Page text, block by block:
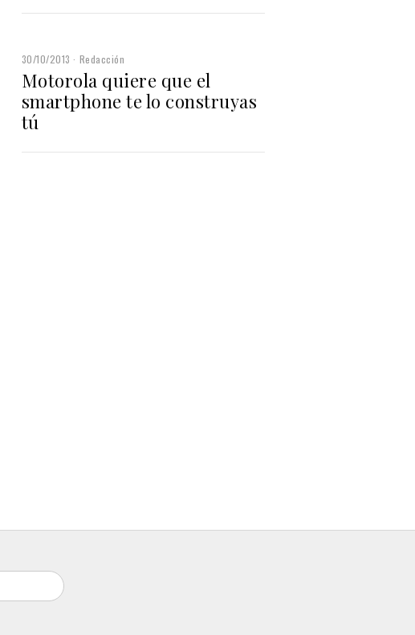
30/10/2013 Redacción
Motorola quiere que el
smartphone te lo construyas
tú